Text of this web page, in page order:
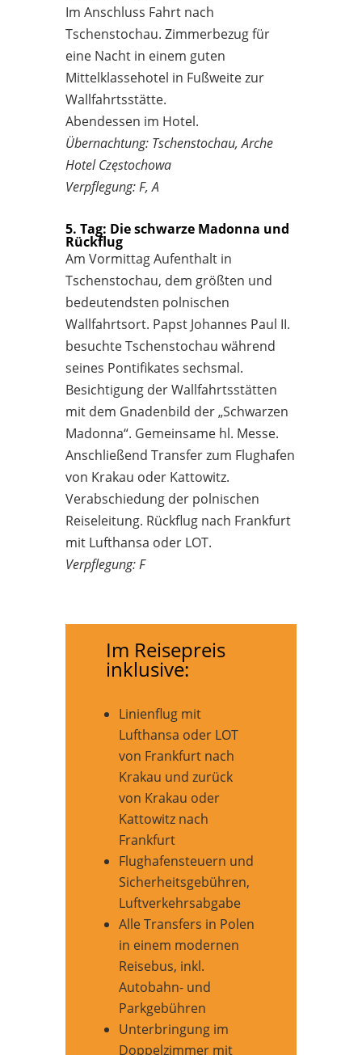
Im Anschluss Fahrt nach
Tschenstochau. Zimmerbezug für
eine Nacht in einem guten
Mittelklassehotel in Fußweite zur
Wallfahrtsstätte.
Abendessen im Hotel.
Übernachtung: Tschenstochau, Arche
Hotel Częstochowa
Verpflegung: F, A
5. Tag: Die schwarze Madonna und
Rückflug
Am Vormittag Aufenthalt in
Tschenstochau, dem größten und
bedeutendsten polnischen
Wallfahrtsort. Papst Johannes Paul II.
besuchte Tschenstochau während
seines Pontifikates sechsmal.
Besichtigung der Wallfahrtsstätten
mit dem Gnadenbild der „Schwarzen
Madonna“. Gemeinsame hl. Messe.
Anschließend Transfer zum Flughafen
von Krakau oder Kattowitz.
Verabschiedung der polnischen
Reiseleitung. Rückflug nach Frankfurt
mit Lufthansa oder LOT.
Verpflegung: F
Im Reisepreis
inklusive:
Linienflug mit
Lufthansa oder LOT
von Frankfurt nach
Krakau und zurück
von Krakau oder
Kattowitz nach
Frankfurt
Flughafensteuern und
Sicherheitsgebühren,
Luftverkehrsabgabe
Alle Transfers in Polen
in einem modernen
Reisebus, inkl.
Autobahn- und
Parkgebühren
Unterbringung im
Doppelzimmer mit